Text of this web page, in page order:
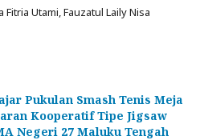
Utami, Fauzatul Laily Nisa
Pukulan Smash Tenis Meja
Kooperatif Tipe Jigsaw
Negeri 27 Maluku Tengah